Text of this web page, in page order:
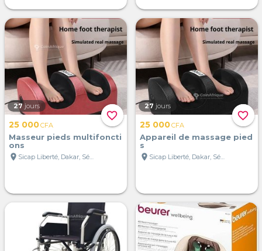
favorite_border
27 jours
25 000CFA
Masseur pieds multifoncti
ons
location_on
Sicap Liberté, Dakar, Sénégal
favorite_border
27 jours
25 000CFA
Appareil de massage pied
s
location_on
Sicap Liberté, Dakar, Sénégal